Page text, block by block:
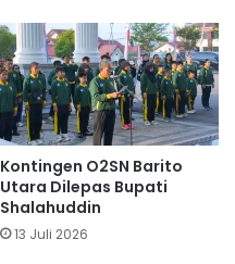
Kontingen O2SN Barito
Utara Dilepas Bupati
Shalahuddin
13 Juli 2026